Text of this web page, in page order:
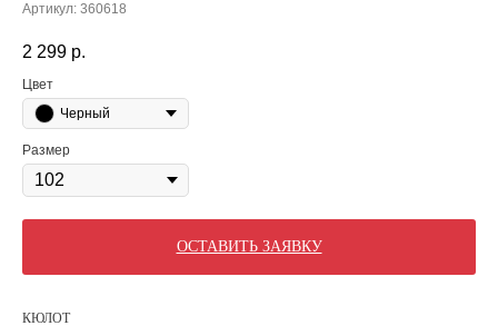
Артикул: 360618
2 299 р.
Цвет
Черный
Размер
ОСТАВИТЬ ЗАЯВКУ
КЮЛОТ